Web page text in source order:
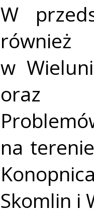
W
w
oraz
na
Skomlin i